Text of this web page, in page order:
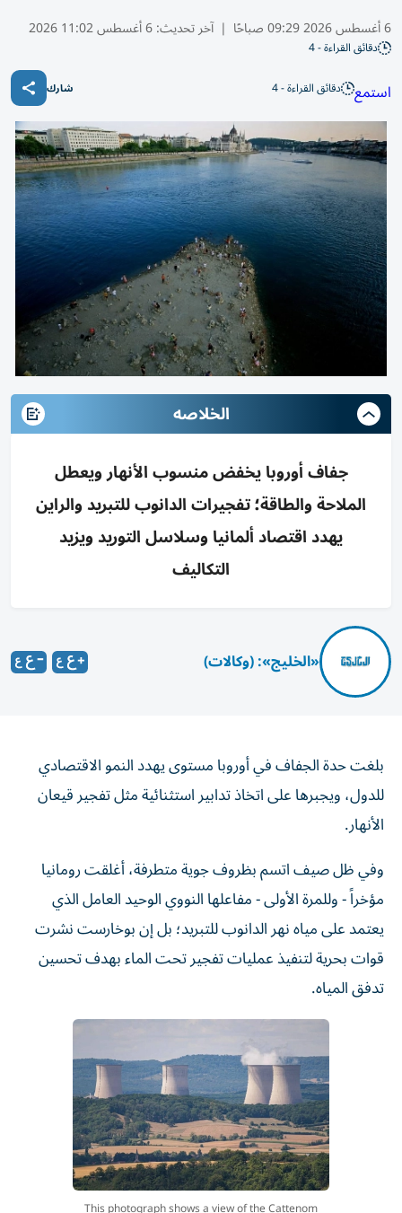
6 أغسطس 2026 09:29 صباحًا | آخر تحديث:6 أغسطس 11:02 2026
دقائق القراءة - 4
استمع دقائق القراءة - 4 شارك
الخلاصه
جفاف أوروبا يخفض منسوب الأنهار ويعطل
الملاحة والطاقة؛ تفجيرات الدانوب للتبريد والراين
يهدد اقتصاد ألمانيا وسلاسل التوريد ويزيد
التكاليف
«الخليج»: (وكالات)
بلغت حدة الجفاف في أوروبا مستوى يهدد النمو الاقتصادي
للدول، ويجبرها على اتخاذ تدابير استثنائية مثل تفجير قيعان
الأنهار.
وفي ظل صيف اتسم بظروف جوية متطرفة، أغلقت رومانيا
مؤخراً - وللمرة الأولى - مفاعلها النووي الوحيد العامل الذي
يعتمد على مياه نهر الدانوب للتبريد؛ بل إن بوخارست نشرت
قوات بحرية لتنفيذ عمليات تفجير تحت الماء بهدف تحسين
تدفق المياه.
This photograph shows a view of the Cattenom